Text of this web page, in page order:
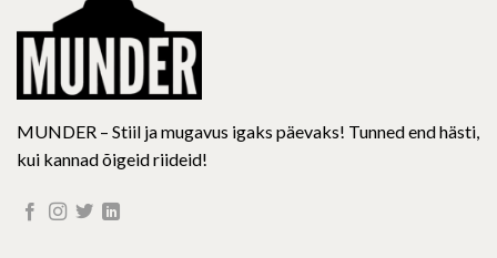
product
page
MUNDER – Stiil ja mugavus igaks päevaks! Tunned end hästi,
kui kannad õigeid riideid!